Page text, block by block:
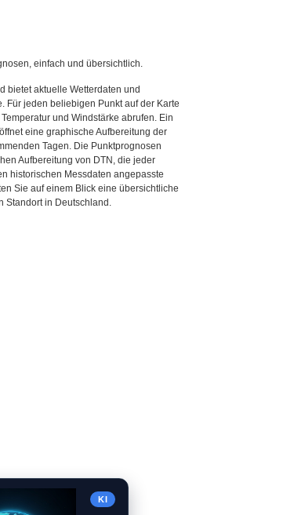
einfach und übersichtlich.
bietet aktuelle Wetterdaten und
Für jeden beliebigen Punkt auf der Karte
und Windstärke abrufen. Ein
eine graphische Aufbereitung der
Tagen. Die Punktprognosen
Aufbereitung von DTN, die jeder
historischen Messdaten angepasste
Sie auf einem Blick eine übersichtliche
Standort in Deutschland.
KI